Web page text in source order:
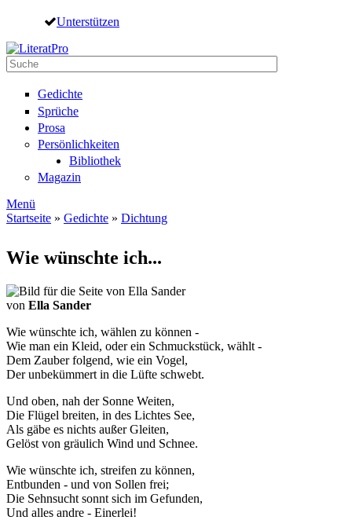
Direkt zum Inhalt
Unterstützen
Suche
Gedichte
Sprüche
Prosa
Persönlichkeiten
Bibliothek
Magazin
Menü
Startseite » Gedichte » Dichtung
Wie wünschte ich...
von Ella Sander
Wie wünschte ich, wählen zu können -
Wie man ein Kleid, oder ein Schmuckstück, wählt -
Dem Zauber folgend, wie ein Vogel,
Der unbekümmert in die Lüfte schwebt.
Und oben, nah der Sonne Weiten,
Die Flügel breiten, in des Lichtes See,
Als gäbe es nichts außer Gleiten,
Gelöst von gräulich Wind und Schnee.
Wie wünschte ich, streifen zu können,
Entbunden - und von Sollen frei;
Die Sehnsucht sonnt sich im Gefunden,
Und alles andre - Einerlei!